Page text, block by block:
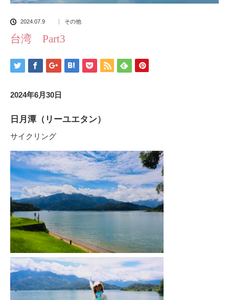
2024.07.9 その他
台湾 Part3
2024年6月30日
日月潭（ リーユエタン）
サイクリング